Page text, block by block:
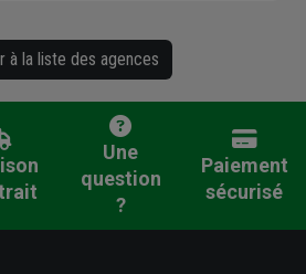
à la liste des agences
Une
question
?
Paiement
sécurisé